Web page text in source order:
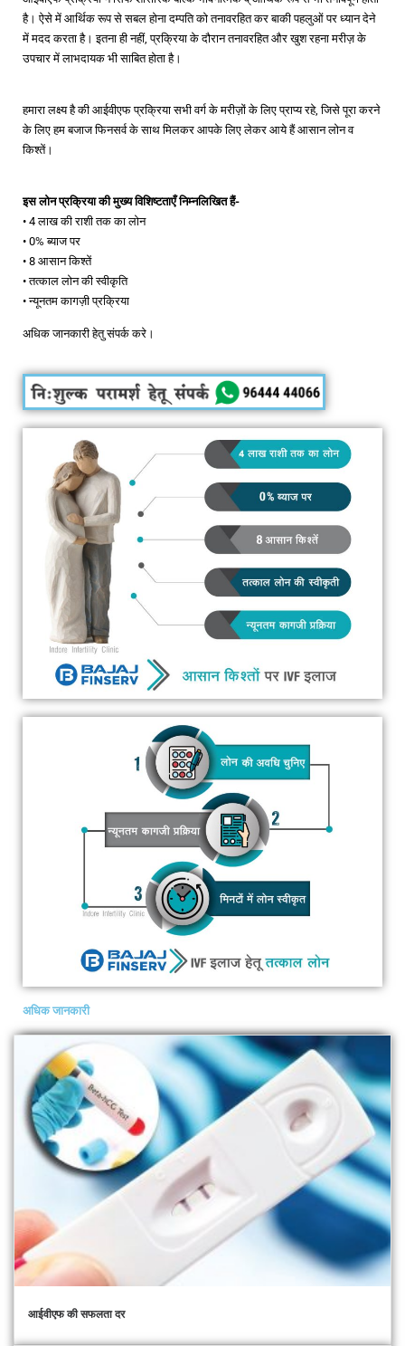
है। ऐसे में आर्थिक रूप से सबल होना दम्पति को तनावरहित कर बाकी पहलुओं पर ध्यान देने
में मदद करता है। इतना ही नहीं, प्रक्रिया के दौरान तनावरहित और खुश रहना मरीज़ के
उपचार में लाभदायक भी साबित होता है।
हमारा लक्ष्य है की आईवीएफ प्रक्रिया सभी वर्ग के मरीज़ों के लिए प्राप्य रहे, जिसे पूरा करने
के लिए हम बजाज फिनसर्व के साथ मिलकर आपके लिए लेकर आये हैं आसान लोन व
किश्तें।
इस लोन प्रक्रिया की मुख्य विशिष्टताएँ निम्नलिखित हैं-
• 4 लाख की राशी तक का लोन
• 0% ब्याज पर
• 8 आसान किश्तें
• तत्काल लोन की स्वीकृति
• न्यूनतम कागज़ी प्रक्रिया
अधिक जानकारी हेतु संपर्क करे।
अधिक जानकारी
आईवीएफ की सफलता दर